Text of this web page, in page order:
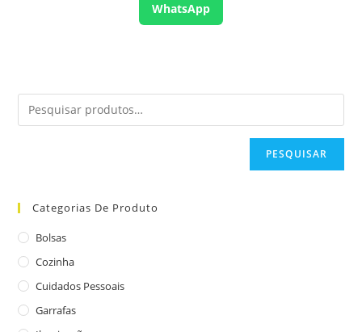
WhatsApp
PESQUISAR
Categorias De Produto
Bolsas
Cozinha
Cuidados Pessoais
Garrafas